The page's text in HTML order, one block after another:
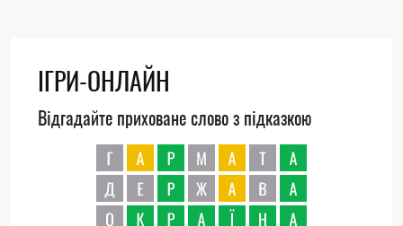
ІГРИ-ОНЛАЙН
Відгадайте приховане слово з підказкою